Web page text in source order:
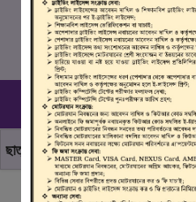
১৬১০৭,
জনতার অঙ্গীকার, নিরাপদ সড়ক হোক